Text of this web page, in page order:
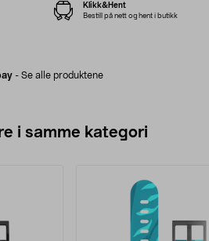
- Se alle produktene
Klikk&Hent
Bestill på nett og hent i butikk
i samme kategori